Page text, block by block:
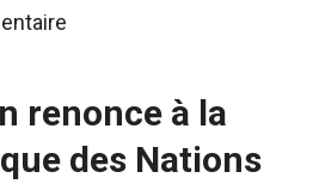
renonce à la
des Nations